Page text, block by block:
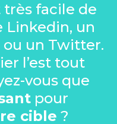
très facile de
Linkedin, un
un Twitter.
l’est tout
vous que
pour
cible ?